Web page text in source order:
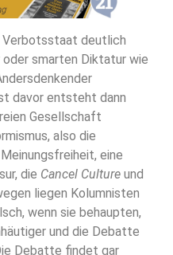
Verbotsstaat deutlich
smarten Diktatur wie
davor entsteht dann
Gesellschaft
also die
eine
die Cancel Culture und
liegen Kolumnisten
wenn sie behaupten,
und die Debatte
Debatte findet gar